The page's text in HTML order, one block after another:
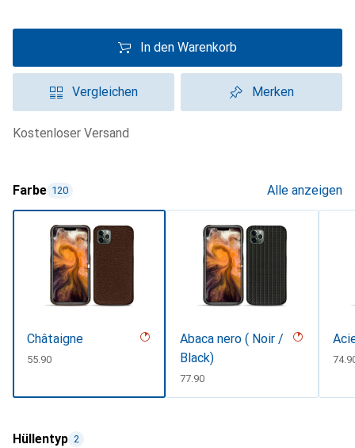
In den Warenkorb
Vergleichen Merken
kostenloser Versand
Farbe 120 Alle anzeigen
Châtaigne
CHF
55.90
Abaca nero ( Noir /
Black)
CHF
77.90
CHF
Hüllentyp 2